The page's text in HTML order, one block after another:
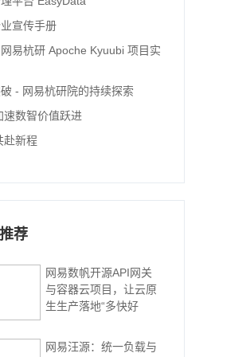
宣传手册
易杭研 Apoche Kyuubi 项目实
- 网易杭研院的持续探索
速数智价值跃进
赴新程
荐
网易数帆开源API网关
与容器云项目，让云原
生生产落地“多快好
网易汪源：统一负载与